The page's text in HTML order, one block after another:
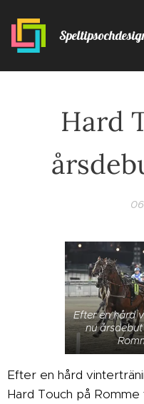
Hard
Efter en hård
nu
Efter en hård
Hard Touch på